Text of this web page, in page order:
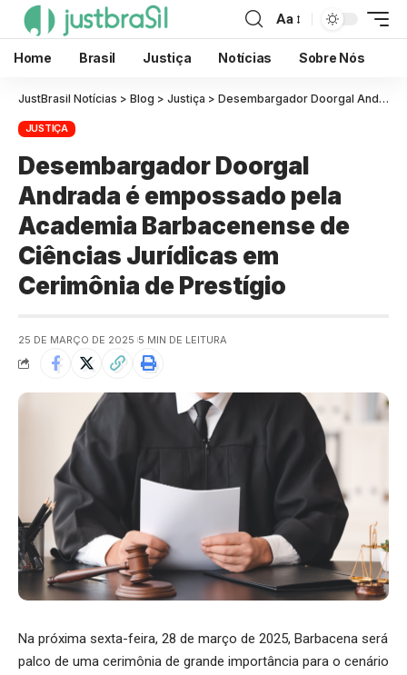
Aa
Home Brasil Justiça Notícias Sobre Nós
JustBrasil Notícias > Blog > Justiça > Desembargador Doorgal Andrada é empossado pela Academia Barbacenense de Ciências Jurídicas em Cerimônia de Prestígio
JUSTIÇA
Desembargador Doorgal
Andrada é empossado pela
Academia Barbacenense de
Ciências Jurídicas em
Cerimônia de Prestígio
25 DE MARÇO DE 2025 5 MIN DE LEITURA
Na próxima sexta-feira, 28 de março de 2025, Barbacena será
palco de uma cerimônia de grande importância para o cenário